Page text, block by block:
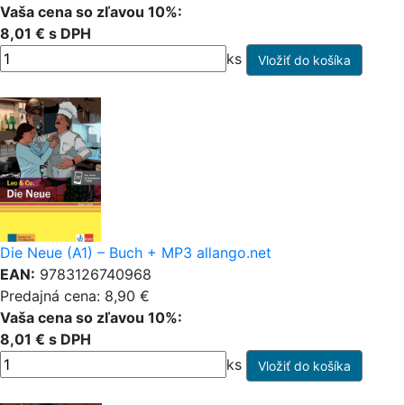
Vaša cena so zľavou 10%:
8,01 € s DPH
ks
Die Neue (A1) – Buch + MP3 allango.net
EAN: 9783126740968
Predajná cena: 8,90 €
Vaša cena so zľavou 10%:
8,01 € s DPH
ks